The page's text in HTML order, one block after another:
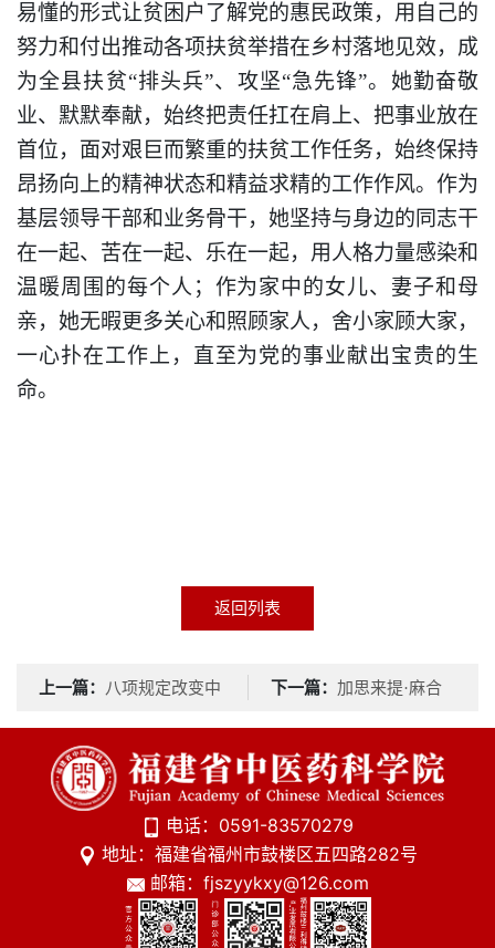
易懂的形式让贫困户了解党的惠民政策，用自己的
努力和付出推动各项扶贫举措在乡村落地见效，成
为全县扶贫“排头兵”、攻坚“急先锋”。她勤奋敬
业、默默奉献，始终把责任扛在肩上、把事业放在
首位，面对艰巨而繁重的扶贫工作任务，始终保持
昂扬向上的精神状态和精益求精的工作作风。作为
基层领导干部和业务骨干，她坚持与身边的同志干
在一起、苦在一起、乐在一起，用人格力量感染和
温暖周围的每个人；作为家中的女儿、妻子和母
亲，她无暇更多关心和照顾家人，舍小家顾大家，
一心扑在工作上，直至为党的事业献出宝贵的生
命。
返回列表
上一篇：
八项规定改变中
下一篇： 加思来提·麻合
电话：0591-83570279
地址：福建省福州市鼓楼区五四路282号
邮箱：fjszyykxy@126.com